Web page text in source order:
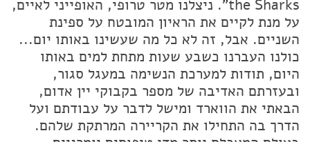
the Sharks". ניצלנו מטר טרופי, האופייני לאיים,
על מנת לקיים את הראיון המובטח על ספינת
השניים. אבל, זה לא כל מה שעשינו באותו יום...
כולנו העברנו כשבע שעות מתחת למים באותו
היום, תודות למערכת הנשימה במעגל סגור,
ובעזרתם האדיבה של מספר בקבוקי יין אדום,
הבאתי את הווארד ומישל לדבר על עבודתם ועל
הדרך בה התחילו את הקריירה המרתקת שלהם.